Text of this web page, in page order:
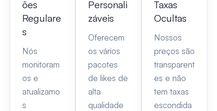
ões
Regulare
s
Nós
monitoram
os e
atualizamo
s
Personali
záveis
Oferecem
os vários
pacotes
de likes de
alta
qualidade
Taxas
Ocultas
Nossos
preços são
transparent
es e não
tem taxas
escondida